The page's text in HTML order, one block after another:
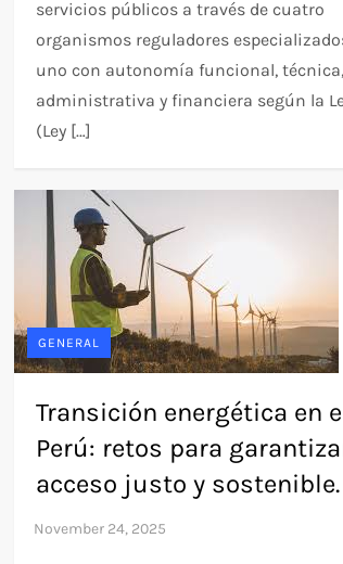
servicios públicos a través de cuatro
organismos reguladores
uno con autonomía funcional, técnica,
administrativa y financiera según la
(Ley […]
GENERAL
Transición energética en
Perú: retos para
acceso justo y sostenible.